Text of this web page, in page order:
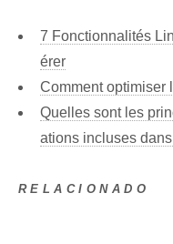
7 Fonctionnalités
érer
Comment optimiser
Quelles sont les
ations incluses
RELACIONADO